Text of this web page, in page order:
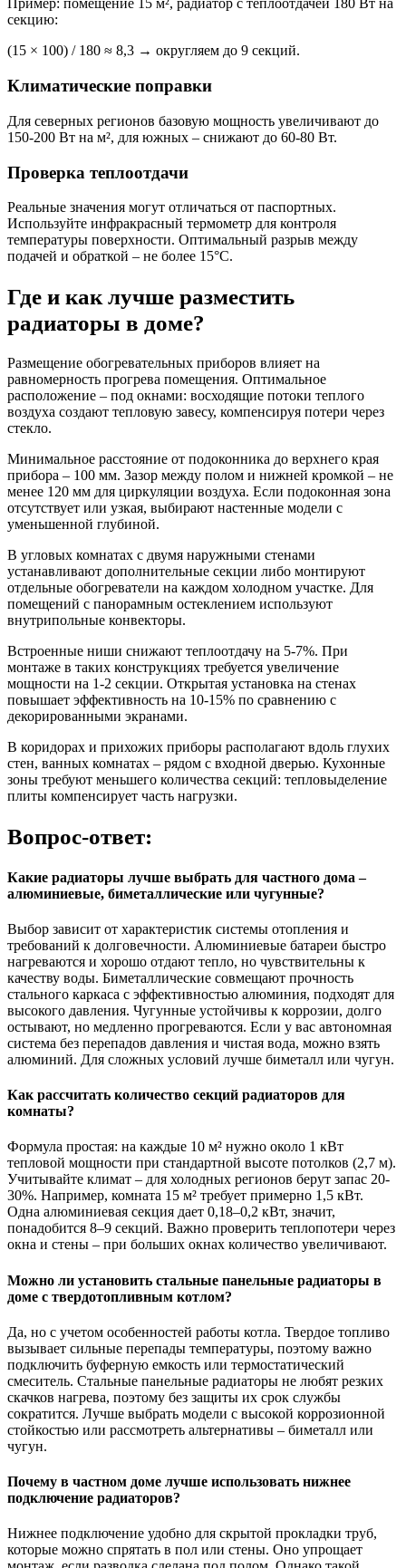
Пример: помещение 15 м², радиатор с теплоотдачей 180 Вт на
секцию:
(15 × 100) / 180 ≈ 8,3 → округляем до 9 секций.
Климатические поправки
Для северных регионов базовую мощность увеличивают до
150-200 Вт на м², для южных – снижают до 60-80 Вт.
Проверка теплоотдачи
Реальные значения могут отличаться от паспортных.
Используйте инфракрасный термометр для контроля
температуры поверхности. Оптимальный разрыв между
подачей и обраткой – не более 15°C.
Где и как лучше разместить
радиаторы в доме?
Размещение обогревательных приборов влияет на
равномерность прогрева помещения. Оптимальное
расположение – под окнами: восходящие потоки теплого
воздуха создают тепловую завесу, компенсируя потери через
стекло.
Минимальное расстояние от подоконника до верхнего края
прибора – 100 мм. Зазор между полом и нижней кромкой – не
менее 120 мм для циркуляции воздуха. Если подоконная зона
отсутствует или узкая, выбирают настенные модели с
уменьшенной глубиной.
В угловых комнатах с двумя наружными стенами
устанавливают дополнительные секции либо монтируют
отдельные обогреватели на каждом холодном участке. Для
помещений с панорамным остеклением используют
внутрипольные конвекторы.
Встроенные ниши снижают теплоотдачу на 5-7%. При
монтаже в таких конструкциях требуется увеличение
мощности на 1-2 секции. Открытая установка на стенах
повышает эффективность на 10-15% по сравнению с
декорированными экранами.
В коридорах и прихожих приборы располагают вдоль глухих
стен, ванных комнатах – рядом с входной дверью. Кухонные
зоны требуют меньшего количества секций: тепловыделение
плиты компенсирует часть нагрузки.
Вопрос-ответ:
Какие радиаторы лучше выбрать для частного дома –
алюминиевые, биметаллические или чугунные?
Выбор зависит от характеристик системы отопления и
требований к долговечности. Алюминиевые батареи быстро
нагреваются и хорошо отдают тепло, но чувствительны к
качеству воды. Биметаллические совмещают прочность
стального каркаса с эффективностью алюминия, подходят для
высокого давления. Чугунные устойчивы к коррозии, долго
остывают, но медленно прогреваются. Если у вас автономная
система без перепадов давления и чистая вода, можно взять
алюминий. Для сложных условий лучше биметалл или чугун.
Как рассчитать количество секций радиаторов для
комнаты?
Формула простая: на каждые 10 м² нужно около 1 кВт
тепловой мощности при стандартной высоте потолков (2,7 м).
Учитывайте климат – для холодных регионов берут запас 20-
30%. Например, комната 15 м² требует примерно 1,5 кВт.
Одна алюминиевая секция дает 0,18–0,2 кВт, значит,
понадобится 8–9 секций. Важно проверить теплопотери через
окна и стены – при больших окнах количество увеличивают.
Можно ли установить стальные панельные радиаторы в
доме с твердотопливным котлом?
Да, но с учетом особенностей работы котла. Твердое топливо
вызывает сильные перепады температуры, поэтому важно
подключить буферную емкость или термостатический
смеситель. Стальные панельные радиаторы не любят резких
скачков нагрева, поэтому без защиты их срок службы
сократится. Лучше выбрать модели с высокой коррозионной
стойкостью или рассмотреть альтернативы – биметалл или
чугун.
Почему в частном доме лучше использовать нижнее
подключение радиаторов?
Нижнее подключение удобно для скрытой прокладки труб,
которые можно спрятать в пол или стены. Оно упрощает